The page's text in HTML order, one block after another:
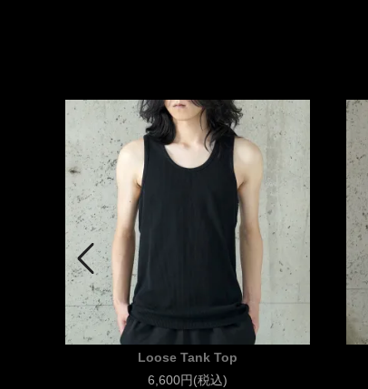
Loose Tank Top
6,600円(税込)